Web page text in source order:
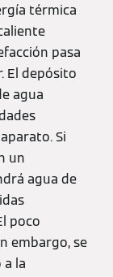
térmica
pasa
El depósito
agua
Si
un
agua de
poco
embargo, se
la